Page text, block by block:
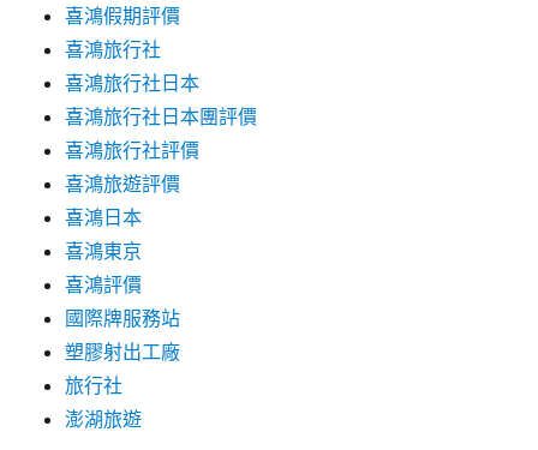
喜鴻假期評價
喜鴻旅行社
喜鴻旅行社日本
喜鴻旅行社日本團評價
喜鴻旅行社評價
喜鴻旅遊評價
喜鴻日本
喜鴻東京
喜鴻評價
國際牌服務站
塑膠射出工廠
旅行社
澎湖旅遊